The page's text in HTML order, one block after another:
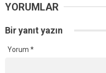
YORUMLAR
Bir yanıt yazın
Yorum *